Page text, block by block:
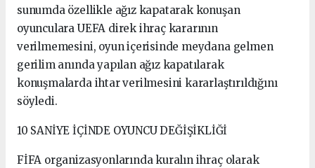
sunumda özellikle ağız kapatarak konuşan
oyunculara UEFA direk ihraç kararının
verilmemesini, oyun içerisinde meydana gelmen
gerilim anında yapılan ağız kapatılarak
konuşmalarda ihtar verilmesini kararlaştırıldığını
söyledi.
10 SANİYE İÇİNDE OYUNCU DEĞİŞİKLİĞİ
FİFA organizasyonlarında kuralın ihraç olarak